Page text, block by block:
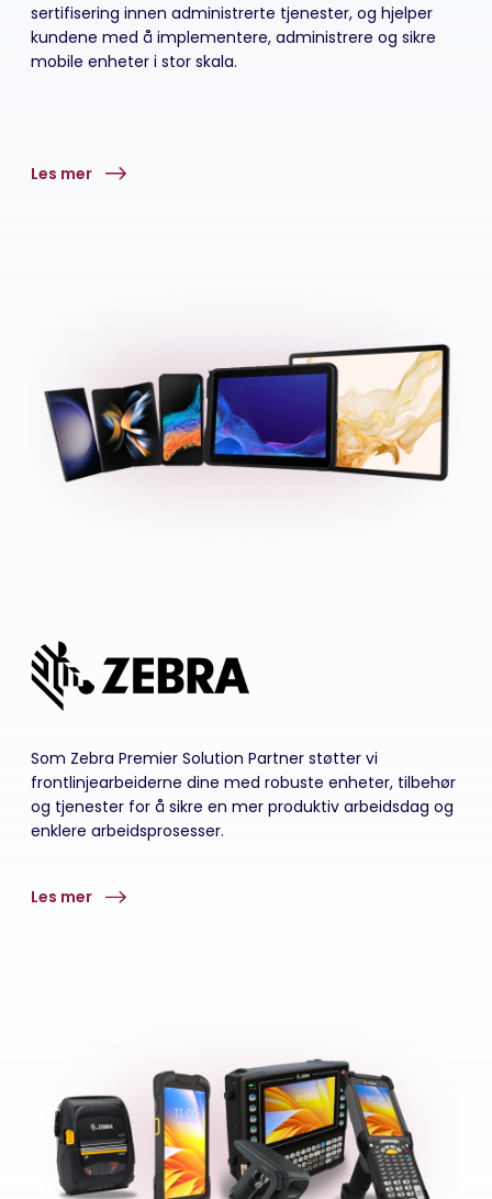
sertifisering innen administrerte tjenester, og hjelper
kundene med å implementere, administrere og sikre
mobile enheter i stor skala.
Les mer
Som Zebra Premier Solution Partner støtter vi
frontlinjearbeiderne dine med robuste enheter, tilbehør
og tjenester for å sikre en mer produktiv arbeidsdag og
enklere arbeidsprosesser.
Les mer